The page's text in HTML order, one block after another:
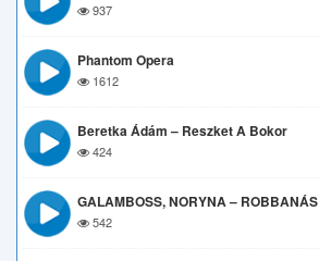
937
Phantom Opera
1612
Beretka Ádám – Reszket A Bokor
424
GALAMBOSS, NORYNA – ROBBANÁS
542